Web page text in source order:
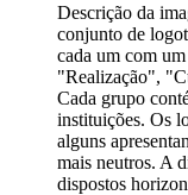
Descrição da
conjunto de
cada um com
"Realização",
Cada grupo
instituições. Os
alguns
mais neutros. A
dispostos